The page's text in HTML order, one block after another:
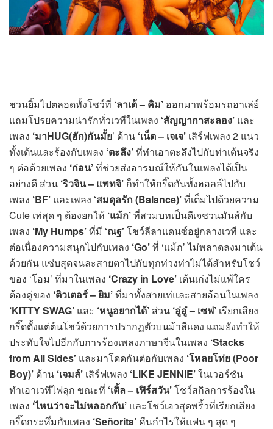
ชวนยิ้มไปตลอดทั้งโชว์ที่ ‘ลาเต้ – คิม’ ออกมาพร้อมรถฮาเล่ย์
แถมโปรยความน่ารักทั่วเวทีในเพลง ‘สัญญากาสะลอง’ และ
เพลง ‘มาHUG(ฮัก)กันมั้ย’ ด้าน ‘เน็ต – เจเจ’ เสิร์ฟเพลง 2 แนว
ทั้งเต้นและร้องกับเพลง ‘ตะลึง’ที่ทำเอาตะลึงไปกับท่าเต้นจริง
ๆ ต่อด้วยเพลง ‘ก่อน’ที่ช่วยส่งอารมณ์ให้กันในเพลงได้เป็น
อย่างดี ส่วน ‘ริวจิน – แพทจิ’ ก็ทำให้กรี๊ดกันทั้งฮอลล์ไปกับ
เพลง ‘BF’ และเพลง ‘สมดุลรัก (Balance)’ที่เต็มไปด้วยความ
Cute เท่สุด ๆ ต้องยกให้ ‘แม้ก’ที่สวมบทเป็นดีเจชวนมันส์กับ
เพลง ‘My Humps’ที่มี ‘ณฐ’โชว์ลีลาแดนซ์อยู่กลางเวที และ
ต่อเนื่องความสนุกไปกับเพลง ‘Go’ที่ ‘แม้ก’ ไม่พลาดลงมาเต้น
ด้วยกัน แซ่บสุดจนละสายตาไปกับทุกท่วงท่าไม่ได้สำหรับโชว์
ของ ‘โอม’ ที่มาในเพลง ‘Crazy in Love’ เต้นเก่งไม่แพ้ใคร
ต้องคู่ของ ‘ติวเตอร์ – ยิม’ที่มาทั้งสายเท่และสายอ้อนในเพลง
‘KITTY SWAG’ และ ‘หนูอยากได้’ ส่วน ‘อู่อู๋ – เซฟ’ เรียกเสียง
กรี๊ดตั้งแต่ต้นโชว์ด้วยการปรากฏตัวบนม้าสีแดง แถมยังทำให้
ประทับใจไปอีกกับการร้องเพลงภาษาจีนในเพลง ‘Stacks
from All Sides’ และมาโดดกันต่อกับเพลง ‘โหลยโท่ย (Poor
Boy)’ ด้าน ‘เจมส์’ เสิร์ฟเพลง ‘LIKE JENNIE’ในเวอร์ชัน
ทำเอาเวทีไฟลุก ขณะที่ ‘เติ้ล – เฟิร์สวัน’โชว์สกิลการร้องใน
เพลง ‘ไหนว่าจะไม่หลอกกัน’ และโชว์เอวสุดพริ้วที่เรียกเสียง
กรี๊ดกระหึ่มกับเพลง ‘Señorita’ คืนกำไรให้แฟน ๆ สุด ๆ